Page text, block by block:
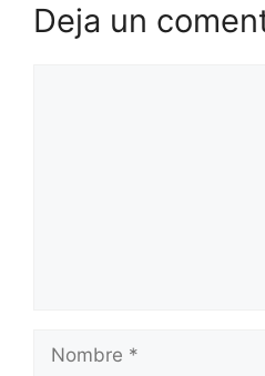
Deja un
Nombre